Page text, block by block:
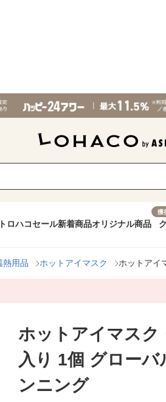
ロハコセール新着商品オリジナル商品
獲
熱用品 ホットアイマスク ホットアイ
ホットアイマスク
入り 1個 グロー
ンニング